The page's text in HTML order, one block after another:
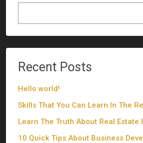
Recent Posts
Hello world!
Skills That You Can Learn In The
Learn The Truth About Real Estate
10 Quick Tips About Business